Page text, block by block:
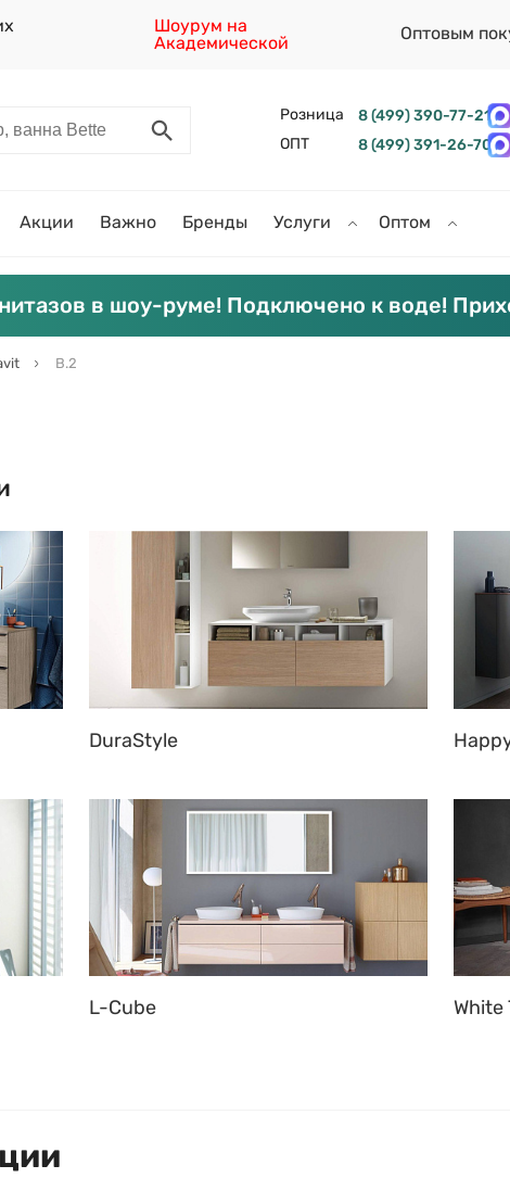
Шоурум на
Академической
Оптовым
Розница 8 (499) 390-77-21
ОПТ
8 (499) 391-26-70
Акции Важно Бренды Услуги Оптом
в шоу-руме! Подключено к воде!
B.2
DuraStyle
L-Cube White